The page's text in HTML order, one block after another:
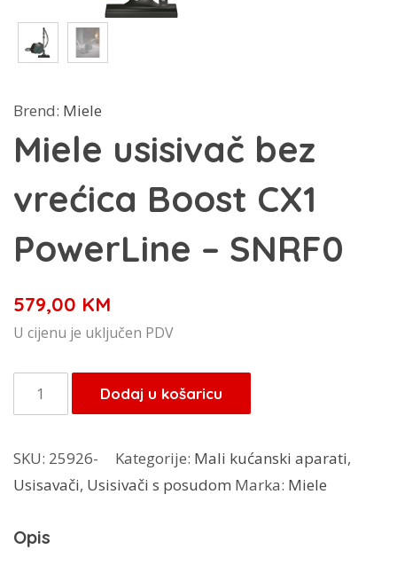
Brend: Miele
Miele usisivač bez
vrećica Boost CX1
PowerLine – SNRF0
579,00 KM
U cijenu je uključen PDV
Miele
usisivač
vrećica
Boost
PowerLine
Dodaj u košaricu
SKU: 25926- Kategorije: Mali kućanski aparati,
Usisavači, Usisivači s posudom Marka: Miele
Opis